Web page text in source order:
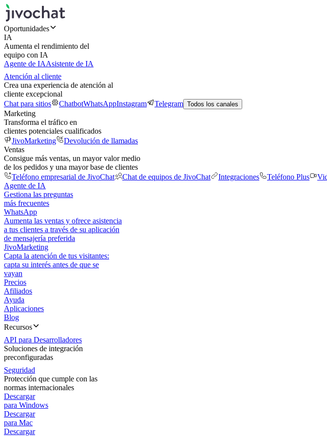
Oportunidades
IA
Aumenta el rendimiento del
equipo con IA
Agente de IAAsistente de IA
Atención al cliente
Crea una experiencia de atención al
cliente excepcional
Chat para sitios
ChatbotWhatsAppInstagram Telegram Todos los canales
Marketing
Transforma el tráfico en
clientes potenciales cualificados
JivoMarketing
Devolución de llamadas
Ventas
Consigue más ventas, un mayor valor medio
de los pedidos y una mayor base de clientes
Teléfono empresarial de JivoChat
Chat de equipos de JivoChat Integraciones Teléfono Plus
Agente de IA
Gestiona las preguntas
más frecuentes
WhatsApp
Aumenta las ventas y ofrece asistencia
a tus clientes a través de su aplicación
de mensajería preferida
JivoMarketing
Capta la atención de tus visitantes:
capta su interés antes de que se
vayan
Precios
Afiliados
Ayuda
Aplicaciones
Blog
Recursos
API para Desarrolladores
Soluciones de integración
preconfiguradas
Seguridad
Protección que cumple con las
normas internacionales
Descargar
para Windows
Descargar
para Mac
Descargar